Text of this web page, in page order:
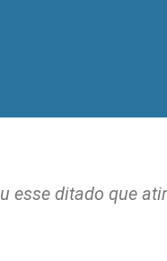
esse ditado que